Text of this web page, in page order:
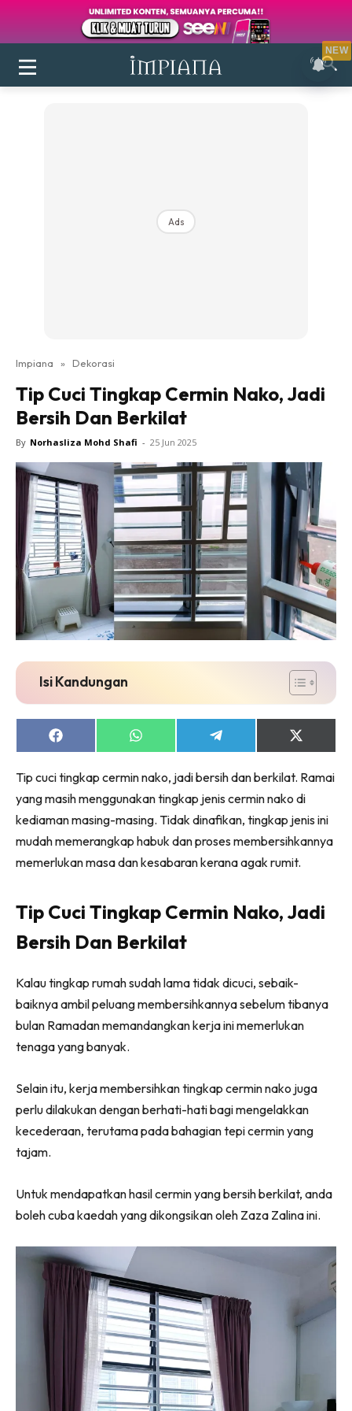
Login|Register
Ruang Makan
Ruang Tamu
Direktori
Interior Design
Landskap
DIY
Bilik Air
Bilik Tidur
Dapur
Ruang Makan
Make Over
Bilik Air
Bilik Tidur
Dapur
Ruang Tamu
Menarik Lagi
Casa Impiana
Impiana Makeover
Makeover Ruang Selebriti
Destinasi
Hotel
Hartanah
High Rise
Video
Beli Di Mana
Buat Sendiri
Ilham Impiana
Ilham Impiana Inspirasi Selebriti
Impiana TV
Casa Impiana
Sembang Dekor
Sembang Laman
Tip Impiana
Tip Laman
Hub Ideaktiv
Ads
Impiana » Dekorasi
Tip Cuci Tingkap Cermin Nako, Jadi
Bersih Dan Berkilat
By Norhasliza Mohd Shafi - 25 Jun 2025
Isi Kandungan
Share
on
Share
on
Share
on
Share
on
(Twitter)
Tip cuci tingkap cermin nako, jadi bersih dan berkilat. Ramai
yang masih menggunakan tingkap jenis cermin nako di
kediaman masing-masing. Tidak dinafikan, tingkap jenis ini
mudah memerangkap habuk dan proses membersihkannya
memerlukan masa dan kesabaran kerana agak rumit.
Tip Cuci Tingkap Cermin Nako, Jadi
Bersih Dan Berkilat
Kalau tingkap rumah sudah lama tidak dicuci, sebaik-
baiknya ambil peluang membersihkannya sebelum tibanya
bulan Ramadan memandangkan kerja ini memerlukan
tenaga yang banyak.
Selain itu, kerja membersihkan tingkap cermin nako juga
perlu dilakukan dengan berhati-hati bagi mengelakkan
kecederaan, terutama pada bahagian tepi cermin yang
tajam.
Untuk mendapatkan hasil cermin yang bersih berkilat, anda
boleh cuba kaedah yang dikongsikan oleh Zaza Zalina ini.
NEW